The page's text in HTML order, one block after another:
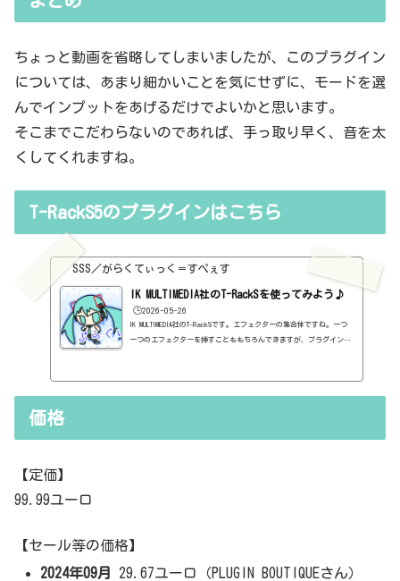
ちょっと動画を省略してしまいましたが、このプラグイン
については、あまり細かいことを気にせずに、モードを選
んでインプットをあげるだけでよいかと思います。
そこまでこだわらないのであれば、手っ取り早く、音を太
くしてくれますね。
T-RackS5のプラグインはこちら
SSS／がらくてぃっく＝すぺぇす
IK MULTIMEDIA社のT-RackSを使ってみよう♪
🕒️2026-05-26
IK MULTIMEDIA社のT-RackSです。エフェクターの集合体ですね。一つ
一つのエフェクターを挿すことももちろんできますが、プラグイン・
価格
【定価】
99.99ユーロ
【セール等の価格】
2024年09月
29.67ユーロ（PLUGIN BOUTIQUEさん）